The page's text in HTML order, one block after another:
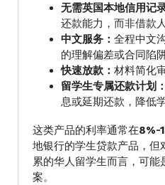
无需英国本地信用记
还款能力，而非借款
中文服务： 全程中文
的理解偏差或合同陷
快速放款： 材料简化
留学生专属还款计划：
息或延期还款，降低
这类产品的利率通常在8%-
地银行的学生贷款产品，但
累的华人留学生而言，可
案。